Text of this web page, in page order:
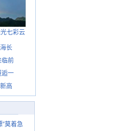
七彩云
长
临前
逅一
高
”莫着急